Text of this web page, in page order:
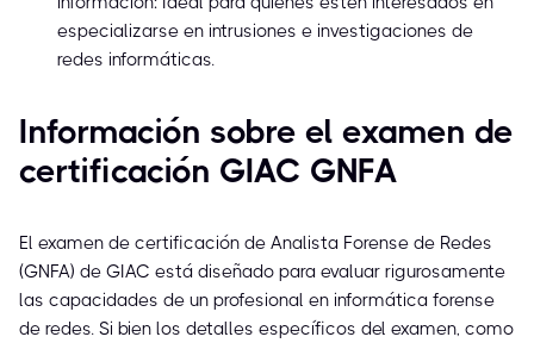
especializarse en intrusiones e investigaciones de
redes informáticas.
Información sobre el examen de
certificación GIAC GNFA
El examen de certificación de Analista Forense de Redes
(GNFA) de GIAC está diseñado para evaluar rigurosamente
las capacidades de un profesional en informática forense
de redes. Si bien los detalles específicos del examen, como